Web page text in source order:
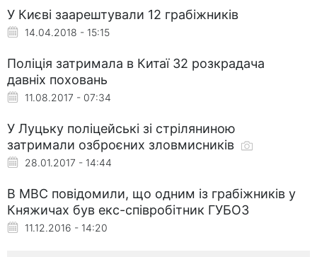
У Києві заарештували 12 грабіжників
14.04.2018 - 15:15
Поліція затримала в Китаї 32 розкрадача
давніх поховань
11.08.2017 - 07:34
У Луцьку поліцейські зі стріляниною
затримали озброєних зловмисників
28.01.2017 - 14:44
В МВС повідомили, що одним із грабіжників у
Княжичах був екс-співробітник ГУБОЗ
11.12.2016 - 14:20